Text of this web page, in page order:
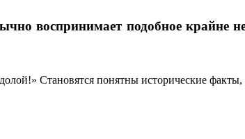
воспринимает подобное крайне
Становятся понятны исторические